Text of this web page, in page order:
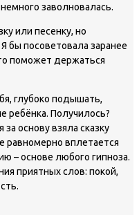
заволновалась.
или песенку, но
бы посоветовала заранее
поможет держаться
глубоко подышать,
ребёнка. Получилось?
основу взяла сказку
вплетается
– основе любого гипноза.
приятных слов: покой,